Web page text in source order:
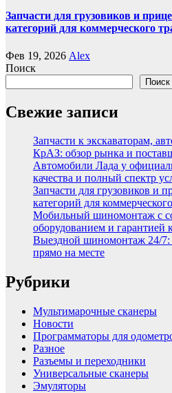
Запчасти для грузовиков и
категорий для коммерческого
Фев 19, 2026 Alex
Поиск
Поиск
Свежие записи
Запчасти к экскаваторам,
КрАЗ: обзор рынка и
Автомобили Лада у
качества и полный спектр
Запчасти для грузовиков и
категорий для
Мобильный шиномонтаж с
оборудованием и гарантией
Выездной шиномонтаж 24/7:
прямо на месте
Рубрики
Мультимарочные сканеры
Новости
Программаторы для
Разное
Разъемы и переходники
Универсальные сканеры
Эмуляторы